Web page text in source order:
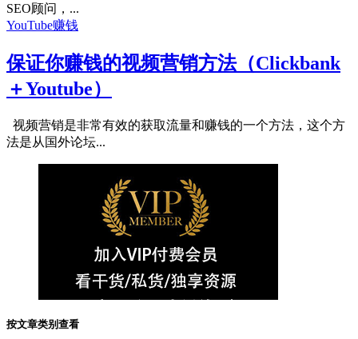
SEO顾问，...
YouTube赚钱
保证你赚钱的视频营销方法（Clickbank
＋Youtube）
视频营销是非常有效的获取流量和赚钱的一个方法，这个方
法是从国外论坛...
按文章类别查看